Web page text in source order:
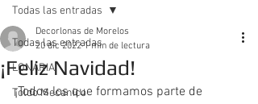
Todas las entradas
LONARIA
Toldo Mecanico
Todas las entradas
¡Feliz Navidad!
Decorlonas de Morelos
20 dic 2022 1 min de lectura
¡Todos los que formamos parte de